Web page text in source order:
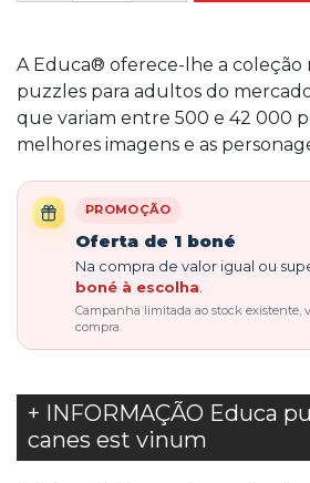
A Educa® oferece-lhe a coleção
puzzles para adultos do
que variam entre 500 e 42 000
melhores imagens e as
PROMOÇÃO
Oferta de 1 boné
Na compra de valor igual ou
boné à escolha
Campanha limitada ao stock existente,
compra.
+ INFORMAÇÃO Educa
canes est vinum